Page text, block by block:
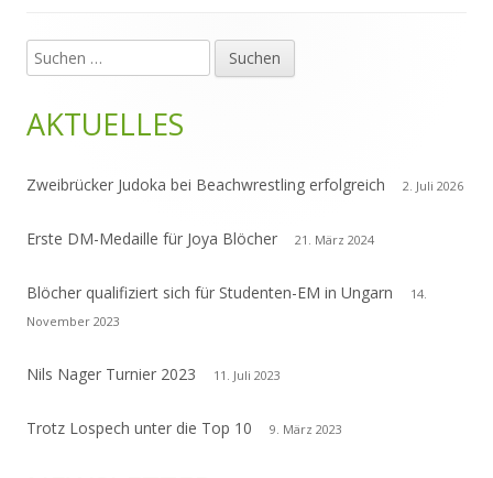
Haupt-
Seitenleiste
Suchen
nach:
AKTUELLES
Zweibrücker Judoka bei Beachwrestling erfolgreich 2. Juli 2026
Erste DM-Medaille für Joya Blöcher 21. März 2024
Blöcher qualifiziert sich für Studenten-EM in Ungarn
14.
November 2023
Nils Nager Turnier 2023 11. Juli 2023
Trotz Lospech unter die Top 10 9. März 2023